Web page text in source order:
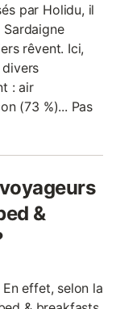
par Holidu, il
rêvent. Ici,
: air
(73 %)... Pas
&
effet, selon la